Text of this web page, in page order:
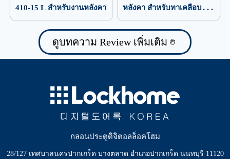
410-15 L สำหรับงานหลังคา
หลังคา สำหรับทาเคลือบ
ป้องกันน้ำรั่วซึม
ดูบทความ Review เพิ่มเติม
กลอนประตูดิจิตอลล็อคโฮม
28/127 เทศบาลนครปากเกร็ด บางตลาด อำเภอปากเกร็ด นนทบุรี 11120